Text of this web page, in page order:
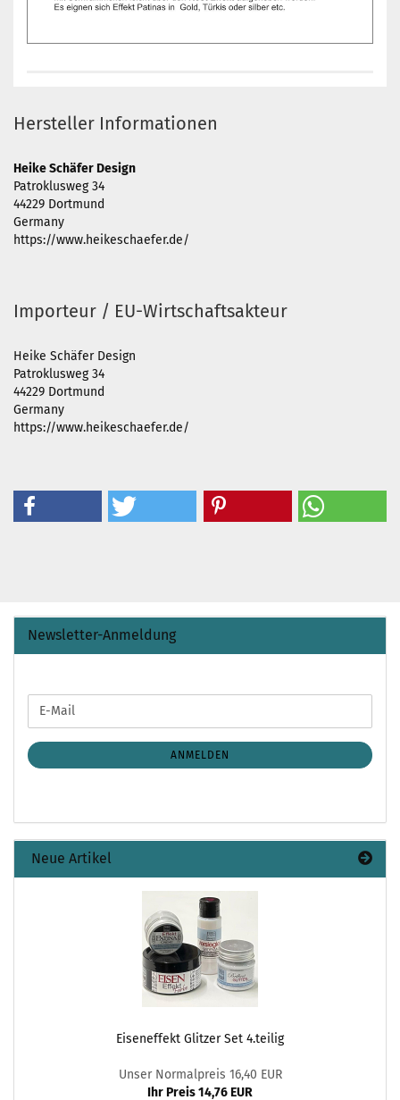
Hersteller Informationen
Heike Schäfer Design
Patroklusweg 34
44229 Dortmund
Germany
https://www.heikeschaefer.de/
Importeur / EU-Wirtschaftsakteur
Heike Schäfer Design
Patroklusweg 34
44229 Dortmund
Germany
https://www.heikeschaefer.de/
Newsletter-Anmeldung
ZUR
ANMELDUNG
E-
Mail
ANMELDEN
Neue Artikel
Eiseneffekt Glitzer Set 4.teilig
Unser Normalpreis 16,40 EUR
Ihr Preis 14,76 EUR